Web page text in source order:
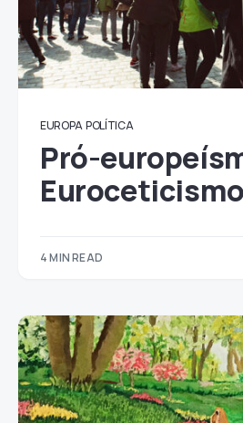
EUROPA POLÍTICA
Pró-
Euroceticismo
4 MIN READ